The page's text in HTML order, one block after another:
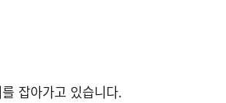
잡아가고 있습니다.